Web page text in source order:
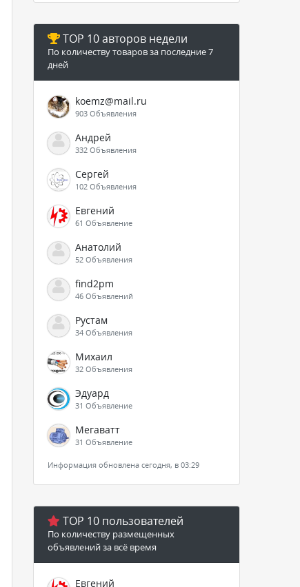
TOP 10 авторов недели
По количеству товаров за последние 7
дней
koemz@mail.ru
903 Объявления
Андрей
332 Объявления
Сергей
102 Объявления
Евгений
61 Объявление
Анатолий
52 Объявления
find2pm
46 Объявлений
Рустам
34 Объявления
Михаил
32 Объявления
Эдуард
31 Объявление
Мегаватт
31 Объявление
Информация обновлена сегодня, в 03:29
TOP 10 пользователей
По количеству размещенных
объявлений за всё время
Евгений